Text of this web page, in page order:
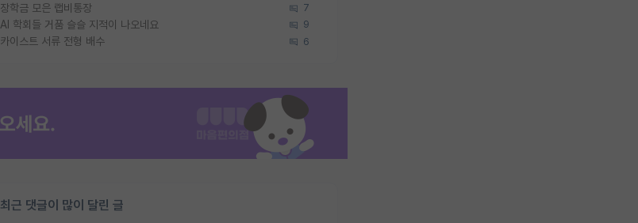
장학금 모은 랩비통장 7
AI 학회들 거품 슬슬 지적이 나오네요 9
카이스트 서류 전형 배수 6
최근 댓글이 많이 달린 글